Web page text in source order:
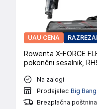
UAU CENA
Rowenta X-FORCE
pokončni sesalnik,
Na zalogi
Prodajalec Big Bang
Brezplačna